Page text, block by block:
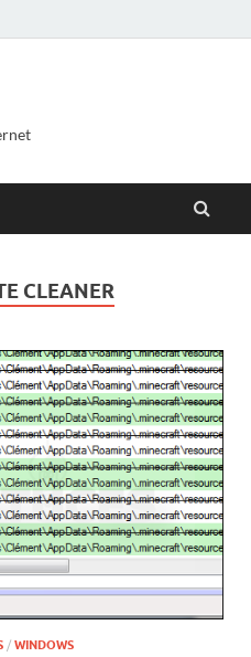
CLEANER
/ WINDOWS